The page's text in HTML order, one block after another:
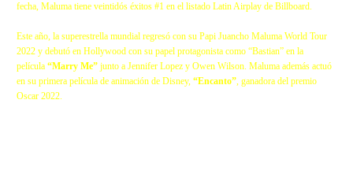
fecha, Maluma tiene veintidós éxitos #1 en el listado Latin Airplay de Billboard.
Este año, la superestrella mundial regresó con su Papi Juancho Maluma World Tour
2022 y debutó en Hollywood con su papel protagonista como “Bastian” en la
película “Marry Me” junto a Jennifer Lopez y Owen Wilson. Maluma además actuó
en su primera película de animación de Disney, “Encanto”, ganadora del premio
Oscar 2022.